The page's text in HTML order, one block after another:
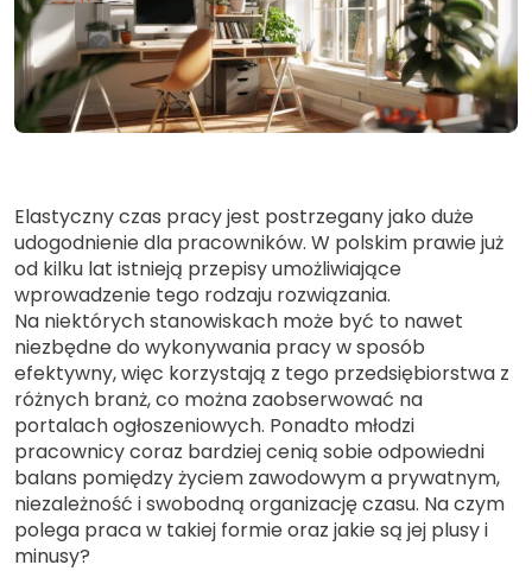
Elastyczny czas pracy jest postrzegany jako duże
udogodnienie dla pracowników. W polskim prawie już
od kilku lat istnieją przepisy umożliwiające
wprowadzenie tego rodzaju rozwiązania.
Na niektórych stanowiskach może być to nawet
niezbędne do wykonywania pracy w sposób
efektywny, więc korzystają z tego przedsiębiorstwa z
różnych branż, co można zaobserwować na
portalach ogłoszeniowych. Ponadto młodzi
pracownicy coraz bardziej cenią sobie odpowiedni
balans pomiędzy życiem zawodowym a prywatnym,
niezależność i swobodną organizację czasu. Na czym
polega praca w takiej formie oraz jakie są jej plusy i
minusy?